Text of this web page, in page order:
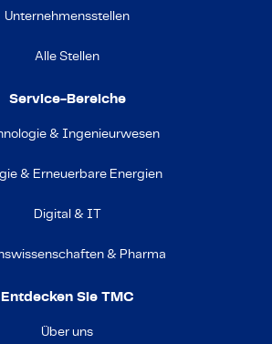
Unternehmensstellen
Alle Stellen
Service-Bereiche
& Ingenieurwesen
& Erneuerbare Energien
Digital & IT
& Pharma
Entdecken Sie TMC
Über uns